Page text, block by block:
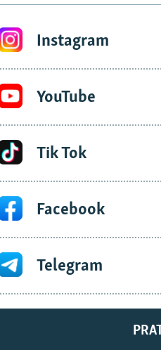
Instagram
YouTube
Tik Tok
Facebook
Telegram